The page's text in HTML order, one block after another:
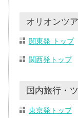
オリオンツ
関東発 トップ
関西発トップ
国内旅行・
東京発トップ